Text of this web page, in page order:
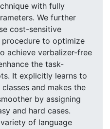
with fully
We further
cost-sensitive
to optimize
achieve verbalizer-free
the task-
It explicitly learns to
and makes the
by assigning
and hard cases.
of language